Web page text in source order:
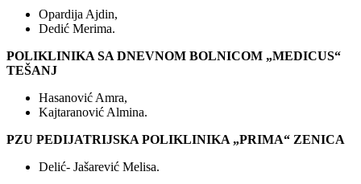
Opardija Ajdin,
Dedić Merima.
POLIKLINIKA SA DNEVNOM BOLNICOM „MEDICUS“
TEŠANJ
Hasanović Amra,
Kajtaranović Almina.
PZU PEDIJATRIJSKA POLIKLINIKA „PRIMA“ ZENICA
Delić- Jašarević Melisa.